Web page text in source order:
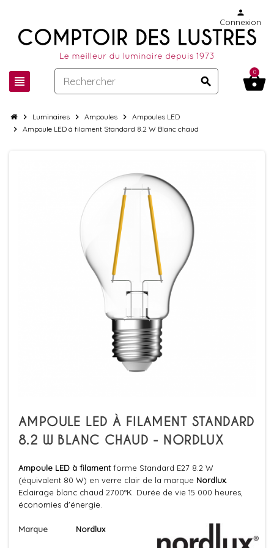
view_headline search
person
Connexion
shopping_basket
0
chevron_right Luminaires chevron_right Ampoules chevron_right Ampoules LED
chevron_right Ampoule LED à filament Standard 8.2 W Blanc chaud
AMPOULE LED À FILAMENT STANDARD
8.2 W BLANC CHAUD - NORDLUX
Ampoule LED à filamentforme Standard E27 8.2 W
(équivalent 80 W) en verre clair de la marque Nordlux.
Eclairage blanc chaud 2700°K. Durée de vie 15 000 heures,
économies d'énergie.
Marque Nordlux